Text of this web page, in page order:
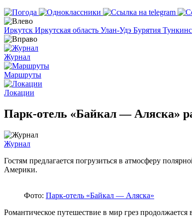
Иркутск Иркутская область Улан-Удэ Бурятия
Журнал
Маршруты
Локации
Парк-отель «Байкал — Аляска»
Журнал
Гостям предлагается погрузиться в атмосферу
Америки.
Фото: Парк-отель «Байкал — Аляска»
Романтическое путешествие в мир грез продолжается